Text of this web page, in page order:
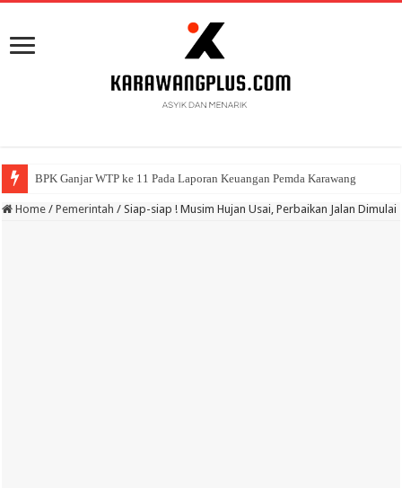
BPK Ganjar WTP ke 11 Pada Laporan Keuangan Pemda Karawang
Home / Pemerintah / Siap-siap ! Musim Hujan Usai, Perbaikan Jalan Dimulai